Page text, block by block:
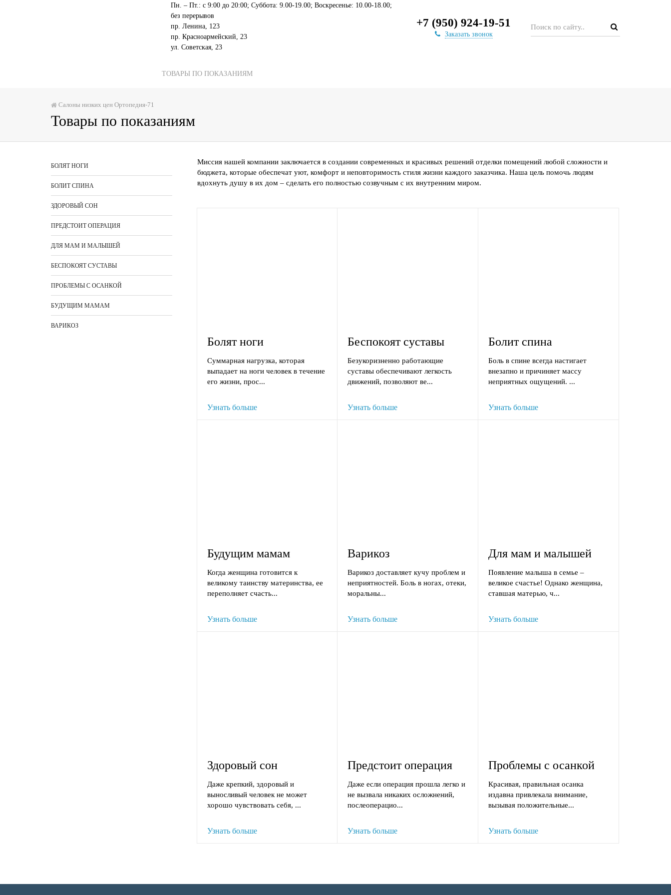
Пн. – Пт.: с 9:00 до 20:00; Суббота: 9.00-19.00; Воскресенье: 10.00-18.00;
без перерывов
пр. Ленина, 123
пр. Красноармейский, 23
ул. Советская, 23
+7 (950) 924-19-51
Заказать звонок
ТОВАРЫ ПО ПОКАЗАНИЯМ
Салоны низких цен Ортопедия-71
Товары по показаниям
БОЛЯТ НОГИ
БОЛИТ СПИНА
ЗДОРОВЫЙ СОН
ПРЕДСТОИТ ОПЕРАЦИЯ
ДЛЯ МАМ И МАЛЫШЕЙ
БЕСПОКОЯТ СУСТАВЫ
ПРОБЛЕМЫ С ОСАНКОЙ
БУДУЩИМ МАМАМ
ВАРИКОЗ
Миссия нашей компании заключается в создании современных и красивых решений отделки помещений любой сложности и
бюджета, которые обеспечат уют, комфорт и неповторимость стиля жизни каждого заказчика. Наша цель помочь людям
вдохнуть душу в их дом – сделать его полностью созвучным с их внутренним миром.
Болят ноги
Суммарная нагрузка, которая
выпадает на ноги человек в течение
его жизни, прос...
Узнать больше
Беспокоят суставы
Безукоризненно работающие
суставы обеспечивают легкость
движений, позволяют ве...
Узнать больше
Болит спина
Боль в спине всегда настигает
внезапно и причиняет массу
неприятных ощущений. ...
Узнать больше
Будущим мамам
Когда женщина готовится к
великому таинству материнства, ее
переполняет счасть...
Узнать больше
Варикоз
Варикоз доставляет кучу проблем и
неприятностей. Боль в ногах, отеки,
моральны...
Узнать больше
Для мам и малышей
Появление малыша в семье –
великое счастье! Однако женщина,
ставшая матерью, ч...
Узнать больше
Здоровый сон
Даже крепкий, здоровый и
выносливый человек не может
хорошо чувствовать себя, ...
Узнать больше
Предстоит операция
Даже если операция прошла легко и
не вызвала никаких осложнений,
послеоперацио...
Узнать больше
Проблемы с осанкой
Красивая, правильная осанка
издавна привлекала внимание,
вызывая положительные...
Узнать больше